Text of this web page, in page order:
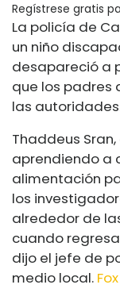
Regístrese gratis
La policía de
un niño
desapareció a
que los padres
las
Thaddeus
aprendiendo a
alimentación
los
alrededor de
cuando
dijo el jefe de
medio local.